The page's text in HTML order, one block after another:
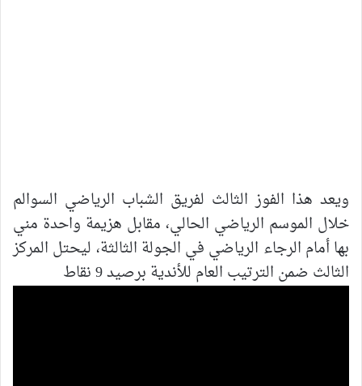
ويعد هذا الفوز الثالث لفريق الشباب الرياضي السوالم
خلال الموسم الرياضي الحالي، مقابل هزيمة واحدة مني
بها أمام الرجاء الرياضي في الجولة الثالثة، ليحتل المركز
الثالث ضمن الترتيب العام للأندية برصيد 9 نقاط